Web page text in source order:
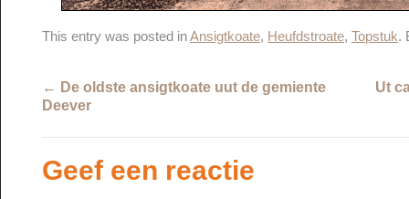
This entry was posted inAnsigtkoate, Heufdstroate, Topstuk.
← De oldste ansigtkoate uut de gemiente
Deever
Ut
Geef een reactie